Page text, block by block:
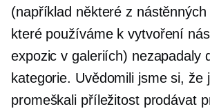
(například některé z
které používáme k vytvoření
expozic v galeriích) nezapadaly
kategorie. Uvědomili jsme si, že
promeškali příležitost prodávat